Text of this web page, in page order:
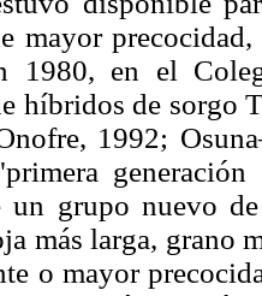
mayor
1980, en el
híbridos de sorgo
1992;
un grupo nuevo
más larga, grano
o mayor